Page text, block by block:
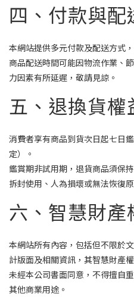
四、付款與配
本網站提供多元付款及配送方式
商品配送時間可能因物流作業、
力因素有所延遲，敬請見諒。
五、退換貨權
消費者享有商品到貨次日起七日
定）。
鑑賞期非試用期，退貨商品須保
拆封使用、人為損壞或無法恢復
六、智慧財產
本網站所有內容，包括但不限於
計版面及相關資訊，其智慧財產
未經本公司書面同意，不得擅自
其他商業用途。